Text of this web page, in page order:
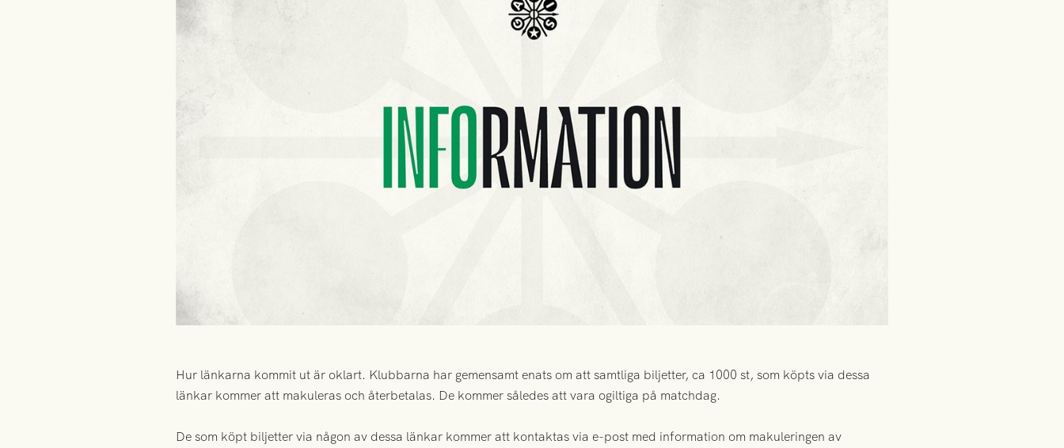
Hur länkarna kommit ut är oklart. Klubbarna har gemensamt enats om att samtliga biljetter, ca 1000 st, som köpts via dessa
länkar kommer att makuleras och återbetalas. De kommer således att vara ogiltiga på matchdag.
De som köpt biljetter via någon av dessa länkar kommer att kontaktas via e-post med information om makuleringen av